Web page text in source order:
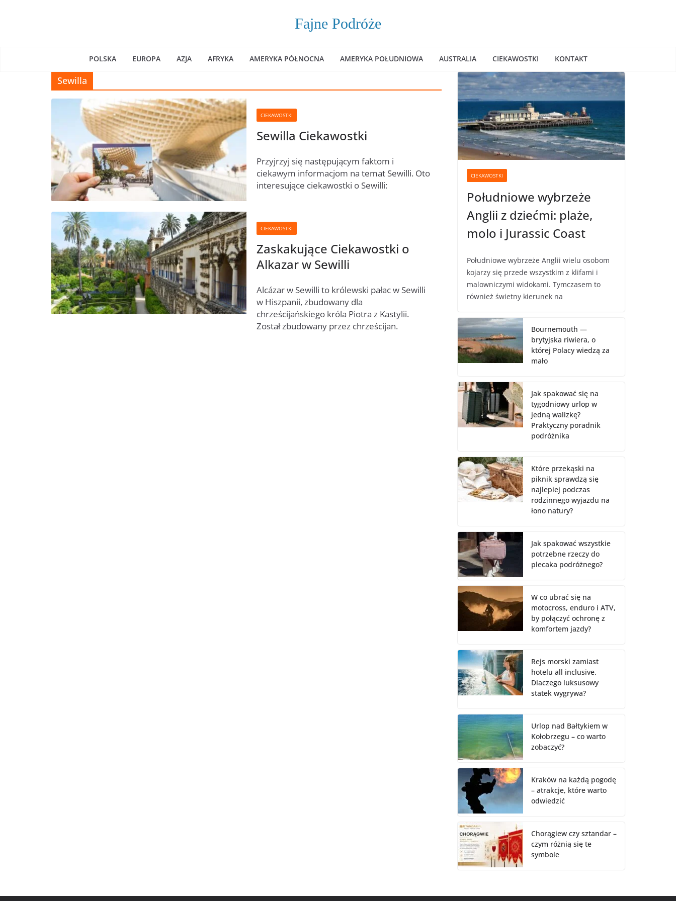
Fajne Podróże
POLSKA EUROPA AZJA AFRYKA AMERYKA PÓŁNOCNA AMERYKA POŁUDNIOWA AUSTRALIA CIEKAWOSTKI KONTAKT
Sewilla
CIEKAWOSTKI
Sewilla Ciekawostki
Przyjrzyj się następującym faktom i
ciekawym informacjom na temat Sewilli. Oto
interesujące ciekawostki o Sewilli:
CIEKAWOSTKI
Zaskakujące Ciekawostki o
Alkazar w Sewilli
Alcázar w Sewilli to królewski pałac w Sewilli
w Hiszpanii, zbudowany dla
chrześcijańskiego króla Piotra z Kastylii.
Został zbudowany przez chrześcijan.
CIEKAWOSTKI
Południowe wybrzeże
Anglii z dziećmi: plaże,
molo i Jurassic Coast
Południowe wybrzeże Anglii wielu osobom
kojarzy się przede wszystkim z klifami i
malowniczymi widokami. Tymczasem to
również świetny kierunek na
Bournemouth —
brytyjska riwiera, o
której Polacy wiedzą za
mało
Jak spakować się na
tygodniowy urlop w
jedną walizkę?
Praktyczny poradnik
podróżnika
Które przekąski na
piknik sprawdzą się
najlepiej podczas
rodzinnego wyjazdu na
łono natury?
Jak spakować wszystkie
potrzebne rzeczy do
plecaka podróżnego?
W co ubrać się na
motocross, enduro i ATV,
by połączyć ochronę z
komfortem jazdy?
Rejs morski zamiast
hotelu all inclusive.
Dlaczego luksusowy
statek wygrywa?
Urlop nad Bałtykiem w
Kołobrzegu – co warto
zobaczyć?
Kraków na każdą pogodę
– atrakcje, które warto
odwiedzić
Chorągiew czy sztandar –
czym różnią się te
symbole